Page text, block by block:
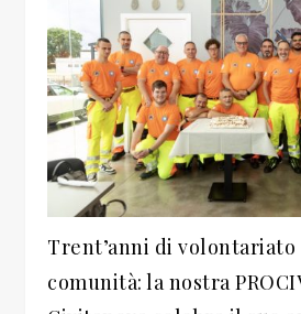
Trent’anni di volontariato
comunità: la nostra